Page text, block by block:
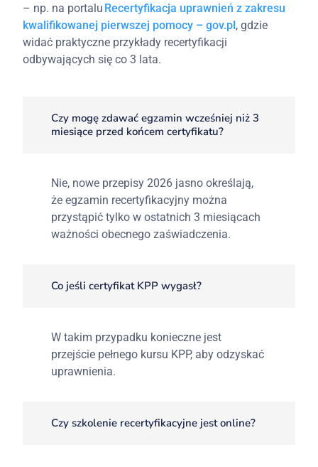
– np. na portalu Recertyfikacja uprawnień z zakresu
kwalifikowanej pierwszej pomocy – gov.pl , gdzie
widać praktyczne przykłady recertyfikacji
odbywających się co 3 lata.
Czy mogę zdawać egzamin wcześniej niż 3
miesiące przed końcem certyfikatu?
Nie, nowe przepisy 2026 jasno określają,
że egzamin recertyfikacyjny można
przystąpić tylko w ostatnich 3 miesiącach
ważności obecnego zaświadczenia.
Co jeśli certyfikat KPP wygasł?
W takim przypadku konieczne jest
przejście pełnego kursu KPP, aby odzyskać
uprawnienia.
Czy szkolenie recertyfikacyjne jest online?